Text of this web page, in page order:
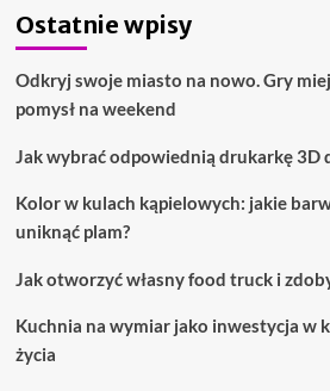
Ostatnie wpisy
Odkryj swoje miasto na nowo. Gry
pomysł na weekend
Jak wybrać odpowiednią drukarkę 3D
Kolor w kulach kąpielowych: jakie
uniknąć plam?
Jak otworzyć własny food truck i
Kuchnia na wymiar jako inwestycja w
życia